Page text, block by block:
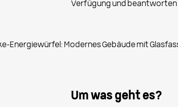
Verfügung und beantworten
Um was geht es?